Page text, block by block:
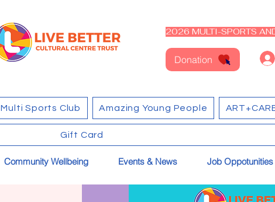
2026 MULTI-SPORTS
Donation
Multi Sports Club Amazing Young People
Gift Card
Community Wellbeing Events & News Job Oppotunities